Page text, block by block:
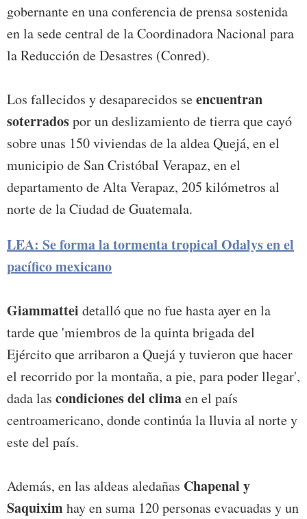
gobernante en una conferencia de prensa sostenida
en la sede central de la Coordinadora Nacional para
la Reducción de Desastres (Conred).
Los fallecidos y desaparecidos seencuentran
soterradospor un deslizamiento de tierra que cayó
sobre unas 150 viviendas de la aldea Quejá, en el
municipio de San Cristóbal Verapaz, en el
departamento de Alta Verapaz, 205 kilómetros al
norte de la Ciudad de Guatemala.
LEA: Se forma la tormenta tropical Odalys en el
pacífico mexicano
Giammattei detalló que no fue hasta ayer en la
tarde que 'miembros de la quinta brigada del
Ejército que arribaron a Quejá y tuvieron que hacer
el recorrido por la montaña, a pie, para poder llegar',
dada las condiciones del climaen el país
centroamericano, donde continúa la lluvia al norte y
este del país.
Además, en las aldeas aledañas Chapenal y
Saquiximhay en suma 120 personas evacuadas y un